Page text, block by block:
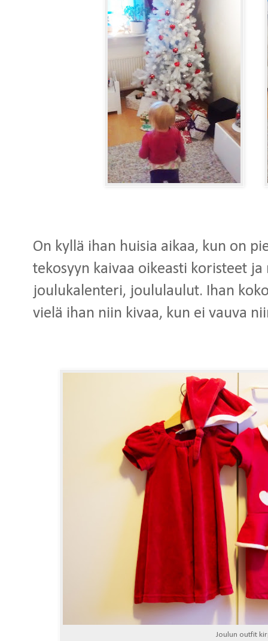
On kyllä ihan huisia aikaa, kun on
tekosyyn kaivaa oikeasti koristeet
joulukalenteri, joululaulut. Ihan
vielä ihan niin kivaa, kun ei vauva
Joulun outfit